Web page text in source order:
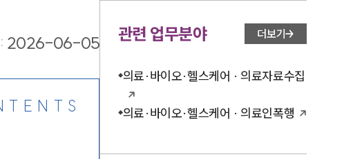
: 2026-06-05 관련 업무분야 더보기
의료·바이오·헬스케어 · 의료자료수집
의료·바이오·헬스케어 · 의료인폭행